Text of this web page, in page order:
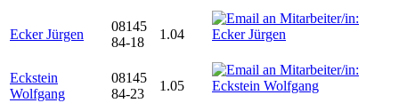
Ecker Jürgen
08145
84-18
1.04
Eckstein
Wolfgang
08145
84-23
1.05